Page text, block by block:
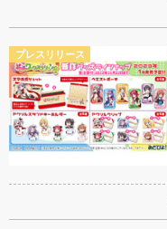
プレスリリース